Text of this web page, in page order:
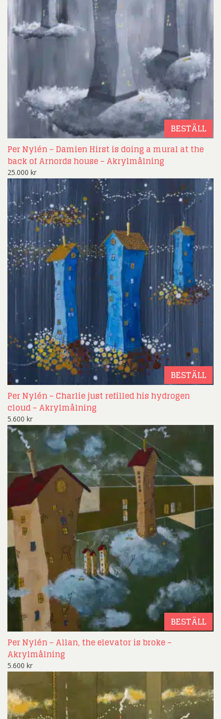
BESTÄLL
Per Nylén – Damien Hirst is doing a mural at the
back of Arnords house – Akrylmålning
25.000 kr
BESTÄLL
Per Nylén – Charlie just refilled his hydrogen
cloud – Akrylmålning
5.600 kr
BESTÄLL
Per Nylén – Allan, the elevator is broke –
Akrylmålning
5.600 kr